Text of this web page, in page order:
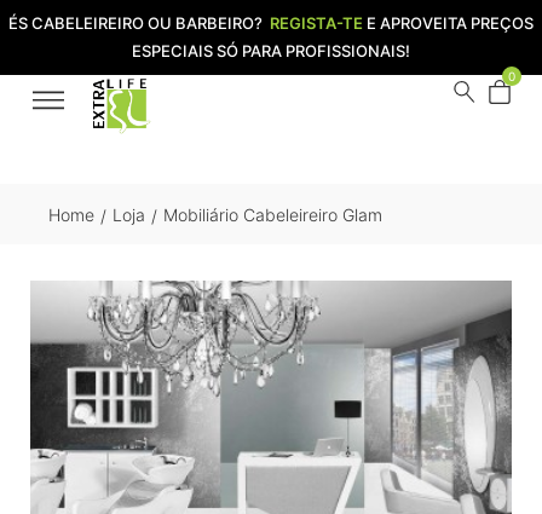
ÉS CABELEIREIRO OU BARBEIRO? REGISTA-TE E APROVEITA PREÇOS
ESPECIAIS SÓ PARA PROFISSIONAIS!
0
Home / Loja / Mobiliário Cabeleireiro Glam